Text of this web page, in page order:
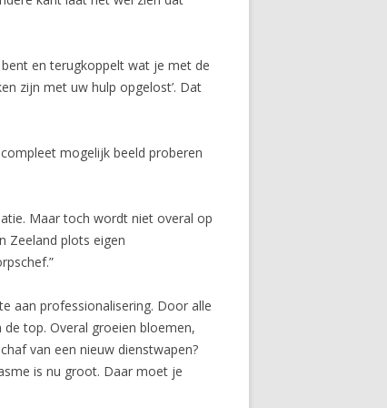
en terugkoppelt wat je met de
zijn met uw hulp opgelost’. Dat
mogelijk beeld proberen
Maar toch wordt niet overal op
Zeeland plots eigen
aan professionalisering. Door alle
top. Overal groeien bloemen,
van een nieuw dienstwapen?
is nu groot. Daar moet je